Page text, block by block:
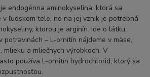
endogénna aminokyselina, ktorá sa
ľudskom tele, no na jej vznik je potrebná
ktorou je arginín. Ide o látku,
potravinách – L-ornitín nájdeme v mäse,
mlieku a mliečnych výrobkoch. V
používa L-ornitín hydrochlorid, ktorý sa